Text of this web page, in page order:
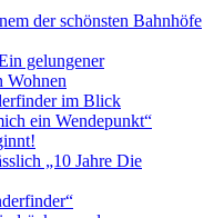
der schönsten Bahnhöfe
gelungener
Wohnen
im Blick
ein Wendepunkt“
„10 Jahre Die